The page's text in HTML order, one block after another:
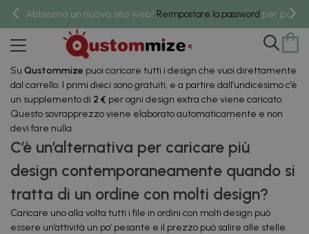
Abbiamo un nuovo sito web! Reimpostare la password per poter
Ordini con taaaanti disegni
Su Qustommize puoi caricare tutti i design che vuoi direttamente
dal carrello. I primi dieci sono gratuiti, e a partire dall’undicesimo c’è
un supplemento di 2 € per ogni design extra che viene caricato.
Questo sovrapprezzo viene elaborato automaticamente e non
devi fare nulla.
C’è un’alternativa per caricare più
design contemporaneamente quando si
tratta di un ordine con molti design?
Caricare uno alla volta tutti i file in ordini con molti design può
essere un’attività un po’ pesante e il prezzo può salire alle stelle.